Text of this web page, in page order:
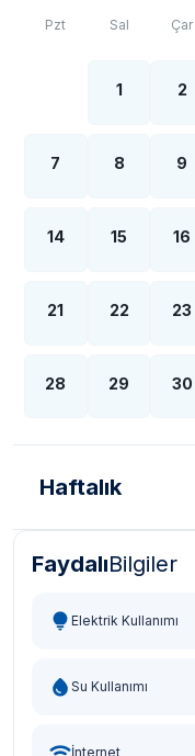
Pzt Sal Çar
1 2
7 8 9
14 15 16
21 22 23
28 29 30
Haftalık
Türk Lirası - TL
FaydalıBilgiler
Elektrik Kullanımı
Su Kullanımı
İnternet